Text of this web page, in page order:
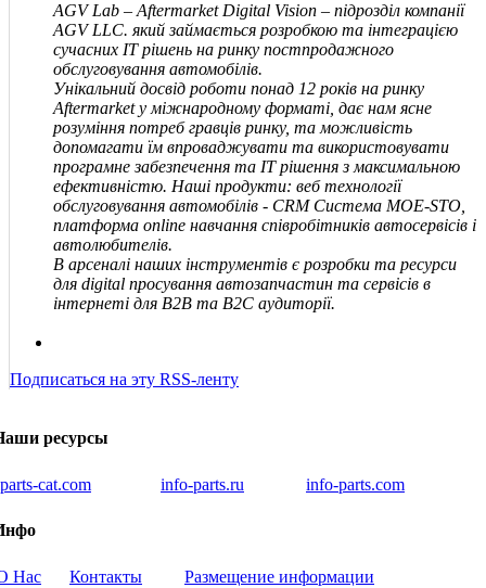
AGV Lab – Aftermarket Digital Vision – підрозділ компанії
AGVLLC. який займається розробкою та інтеграцією
сучасних IT рішень на ринку постпродажного
обслуговування автомобілів.
Унікальний досвід роботи понад 12 років на ринку
Aftermarket у міжнародному форматі, дає нам ясне
розуміння потреб гравців ринку, та можливість
допомагати їм впроваджувати та використовувати
програмне забезпечення та IT рішення з максимальною
ефективністю. Наші продукти: веб технології
обслуговування автомобілів - CRM Система MOE-STO,
платформа online навчання співробітників автосервісів і
автолюбителів.
В арсеналі наших інструментів є розробки та ресурси
для digital просування автозапчастин та сервісів в
інтернеті для В2В та В2С аудиторії.
Подписаться на эту RSS-ленту
ресурсы
cat.com info-parts.ru info-parts.com
Нас Контакты Размещение информации